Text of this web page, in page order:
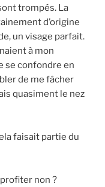
trompés. La
d’origine
un visage parfait.
à mon
se confondre en
de me fâcher
quasiment le nez
faisait partie du
non ?